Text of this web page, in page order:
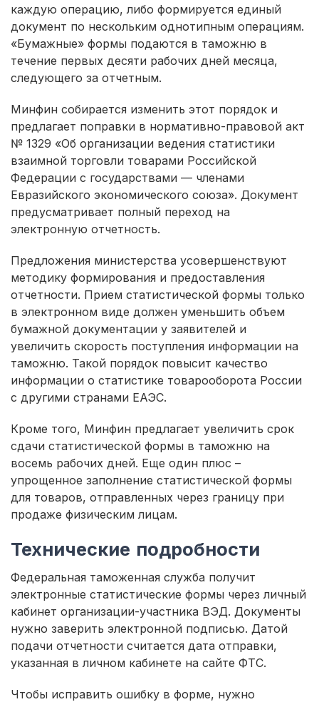
каждую операцию, либо формируется единый
документ по нескольким однотипным операциям.
«Бумажные» формы подаются в таможню в
течение первых десяти рабочих дней месяца,
следующего за отчетным.
Минфин собирается изменить этот порядок и
предлагает поправки в нормативно-правовой акт
№ 1329 «Об организации ведения статистики
взаимной торговли товарами Российской
Федерации с государствами — членами
Евразийского экономического союза». Документ
предусматривает полный переход на
электронную отчетность.
Предложения министерства усовершенствуют
методику формирования и предоставления
отчетности. Прием статистической формы только
в электронном виде должен уменьшить объем
бумажной документации у заявителей и
увеличить скорость поступления информации на
таможню. Такой порядок повысит качество
информации о статистике товарооборота России
с другими странами ЕАЭС.
Кроме того, Минфин предлагает увеличить срок
сдачи статистической формы в таможню на
восемь рабочих дней. Еще один плюс –
упрощенное заполнение статистической формы
для товаров, отправленных через границу при
продаже физическим лицам.
Технические подробности
Федеральная таможенная служба получит
электронные статистические формы через личный
кабинет организации-участника ВЭД. Документы
нужно заверить электронной подписью. Датой
подачи отчетности считается дата отправки,
указанная в личном кабинете на сайте ФТС.
Чтобы исправить ошибку в форме, нужно